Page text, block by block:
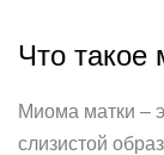
Что такое
Миома матки –
слизистой